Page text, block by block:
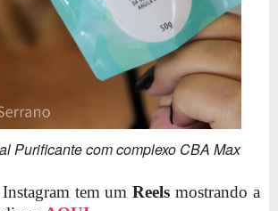
Purificante com complexo CBA Max
tem umReels mostrando a